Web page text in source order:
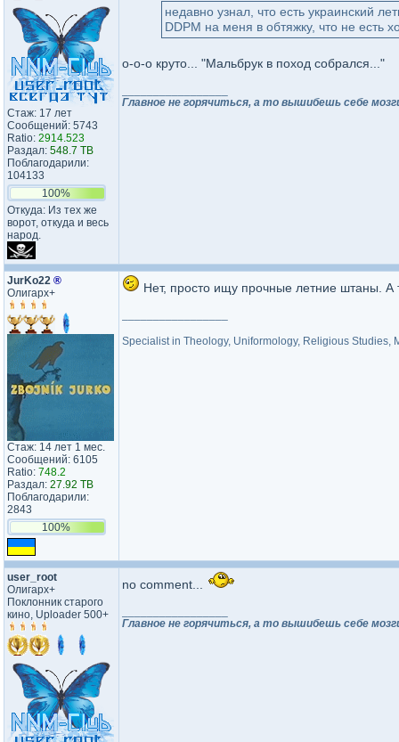
Стаж: 17 лет
Сообщений: 5743
Ratio: 2914.523
Раздал: 548.7 TB
Поблагодарили:
104133
100%
Откуда: Из тех же
ворот, откуда и весь
народ.
недавно узнал, что есть украинский
DDPM на меня в обтяжку, что не есть
о-о-о круто... "Мальбрук в поход собрался..."
Главное не горячиться, а то вышибешь себе
JurKo22 ®
Олигарх+
Стаж: 14 лет 1 мес.
Сообщений: 6105
Ratio: 748.2
Раздал: 27.92 TB
Поблагодарили:
2843
100%
Нет, просто ищу прочные летние штаны. А
Specialist in Theology, Uniformology, Religious
user_root
Олигарх+
Поклонник старого
кино, Uploader 500+
no comment...
Главное не горячиться, а то вышибешь себе